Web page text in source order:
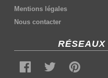
Mentions légales
Nous contacter